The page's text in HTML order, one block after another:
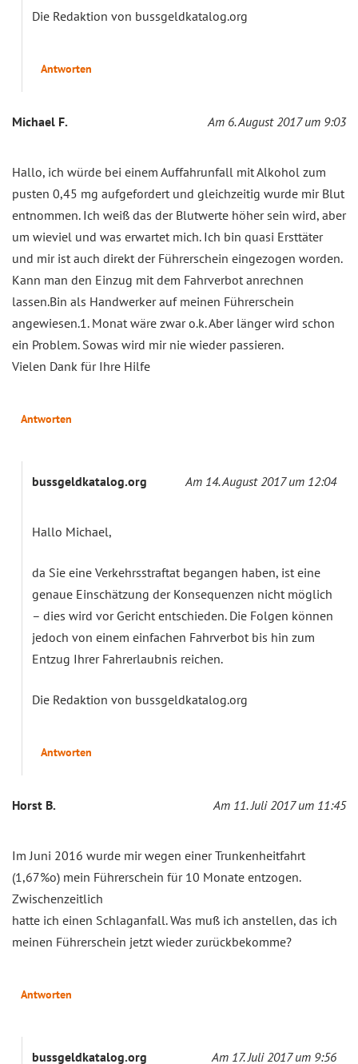
Die Redaktion von bussgeldkatalog.org
Antworten
Michael F. Am 6. August 2017 um 9:03
Hallo, ich würde bei einem Auffahrunfall mit Alkohol zum
pusten 0,45 mg aufgefordert und gleichzeitig wurde mir Blut
entnommen. Ich weiß das der Blutwerte höher sein wird, aber
um wieviel und was erwartet mich. Ich bin quasi Ersttäter
und mir ist auch direkt der Führerschein eingezogen worden.
Kann man den Einzug mit dem Fahrverbot anrechnen
lassen.Bin als Handwerker auf meinen Führerschein
angewiesen.1. Monat wäre zwar o.k. Aber länger wird schon
ein Problem. Sowas wird mir nie wieder passieren.
Vielen Dank für Ihre Hilfe
Antworten
bussgeldkatalog.org Am 14. August 2017 um 12:04
Hallo Michael,
da Sie eine Verkehrsstraftat begangen haben, ist eine
genaue Einschätzung der Konsequenzen nicht möglich
– dies wird vor Gericht entschieden. Die Folgen können
jedoch von einem einfachen Fahrverbot bis hin zum
Entzug Ihrer Fahrerlaubnis reichen.
Die Redaktion von bussgeldkatalog.org
Antworten
Horst B. Am 11. Juli 2017 um 11:45
Im Juni 2016 wurde mir wegen einer Trunkenheitfahrt
(1,67%o) mein Führerschein für 10 Monate entzogen.
Zwischenzeitlich
hatte ich einen Schlaganfall. Was muß ich anstellen, das ich
meinen Führerschein jetzt wieder zurückbekomme?
Antworten
bussgeldkatalog.org Am 17. Juli 2017 um 9:56